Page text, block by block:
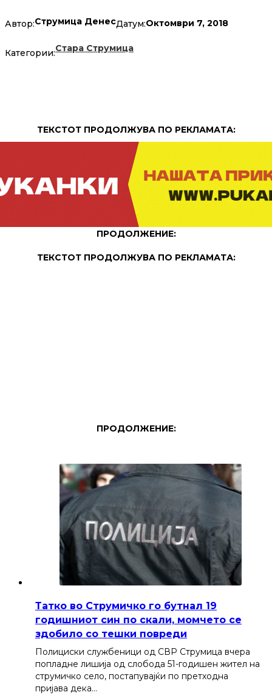
Автор:Струмица ДенесДатум:Октомври 7, 2018
Категории:Стара Струмица
ТЕКСТОТ ПРОДОЛЖУВА ПО РЕКЛАМАТА:
ПРОДОЛЖЕНИЕ:
ТЕКСТОТ ПРОДОЛЖУВА ПО РЕКЛАМАТА:
ПРОДОЛЖЕНИЕ:
Татко во Струмичко го бутнал 19
годишниот син по скали, момчето се
здобило со тешки повреди
Полициски службеници од СВР Струмица вчера
попладне лишија од слобода 51-годишен жител на
струмичко село, постапувајќи по претходна
пријава дека…